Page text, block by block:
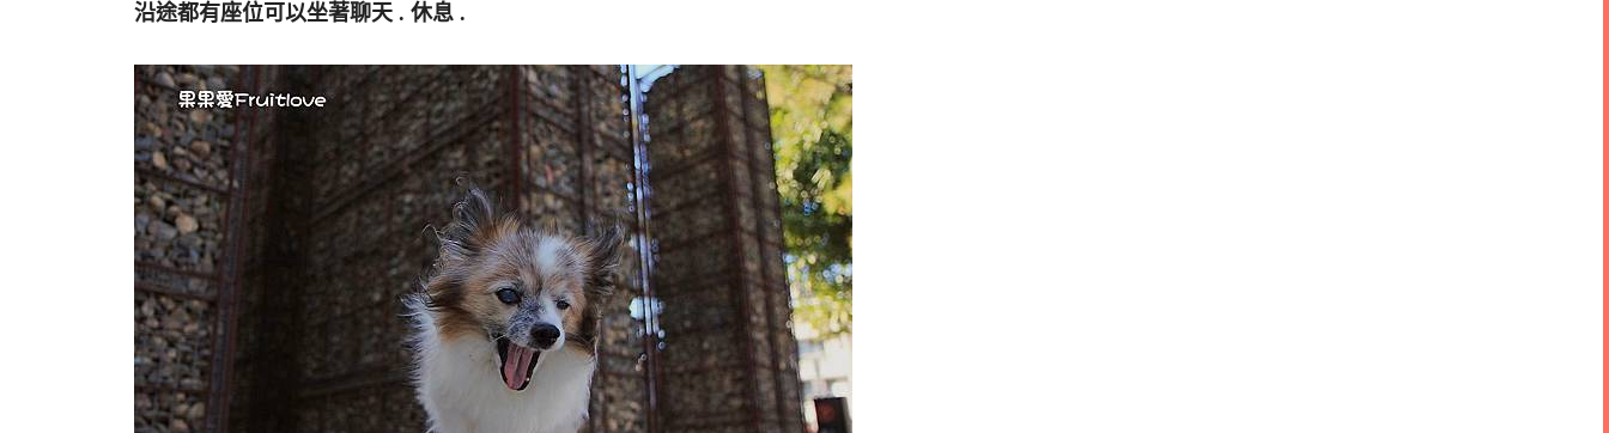
沿途都有座位可以坐著聊天 . 休息 .